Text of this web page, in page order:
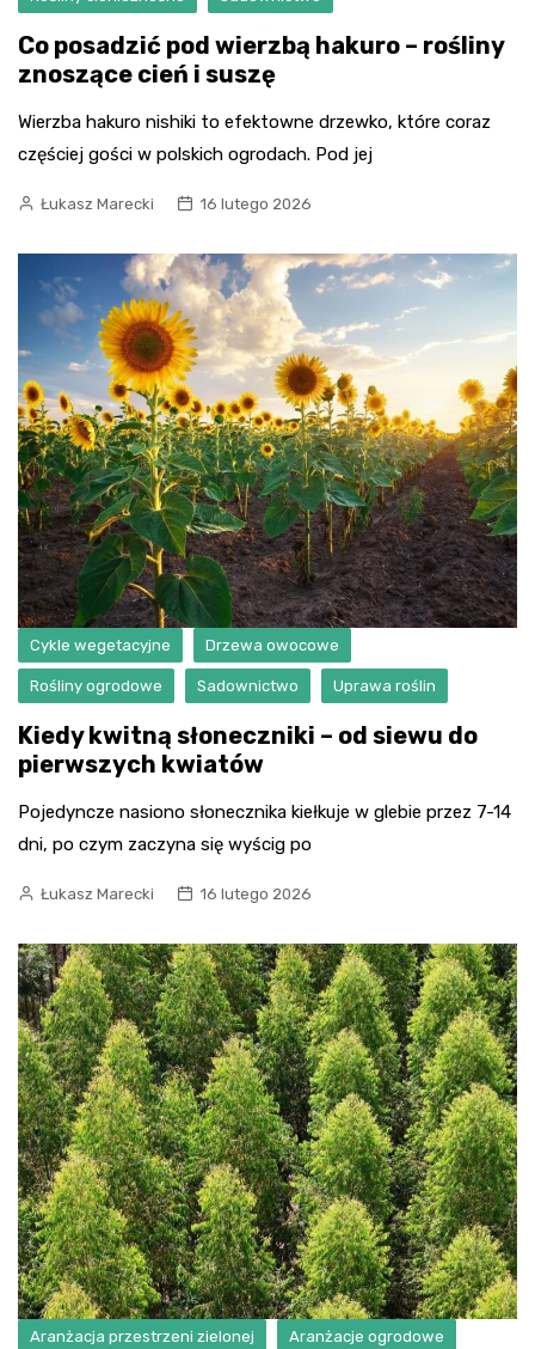
Co posadzić pod wierzbą hakuro – rośliny
znoszące cień i suszę
Wierzba hakuro nishiki to efektowne drzewko, które coraz
częściej gości w polskich ogrodach. Pod jej
Łukasz Marecki 16 lutego 2026
Cykle wegetacyjne Drzewa owocowe
Rośliny ogrodowe Sadownictwo Uprawa roślin
Kiedy kwitną słoneczniki – od siewu do
pierwszych kwiatów
Pojedyncze nasiono słonecznika kiełkuje w glebie przez 7-14
dni, po czym zaczyna się wyścig po
Łukasz Marecki 16 lutego 2026
Aranżacja przestrzeni zielonej Aranżacje ogrodowe